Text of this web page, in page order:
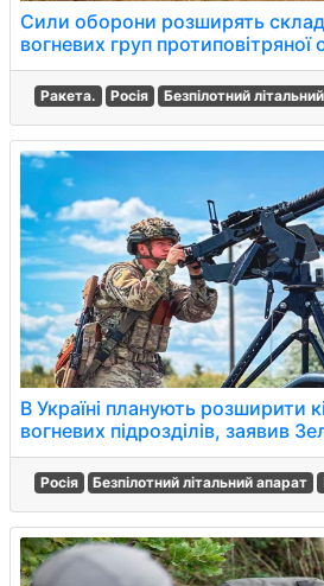
Сили оборони розширять
вогневих груп протиповітряної
Ракета. Росія Безпілотний
В Україні планують розширити
вогневих підрозділів, заявив
Росія Безпілотний літальний апарат